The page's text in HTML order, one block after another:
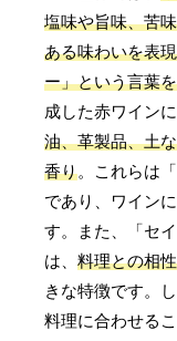
塩味や旨味、苦
ある味わいを表
ー」という言葉
成した赤ワイン
油、革製品、土
香り。これらは
であり、ワイン
す。また、「セ
は、料理との相
きな特徴です。
料理に合わせる